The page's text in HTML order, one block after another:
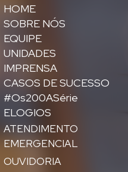
HOME
SOBRE NÓS
EQUIPE
UNIDADES
IMPRENSA
CASOS DE SUCESSO
#Os200ASérie
ELOGIOS
ATENDIMENTO
EMERGENCIAL
OUVIDORIA